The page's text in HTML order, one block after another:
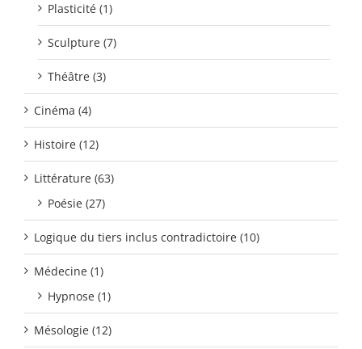
Plasticité (1)
Sculpture (7)
Théâtre (3)
Cinéma (4)
Histoire (12)
Littérature (63)
Poésie (27)
Logique du tiers inclus contradictoire (10)
Médecine (1)
Hypnose (1)
Mésologie (12)